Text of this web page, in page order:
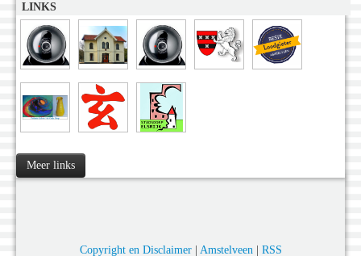
LINKS
Meer links
Copyright en Disclaimer| Amstelveen| RSS